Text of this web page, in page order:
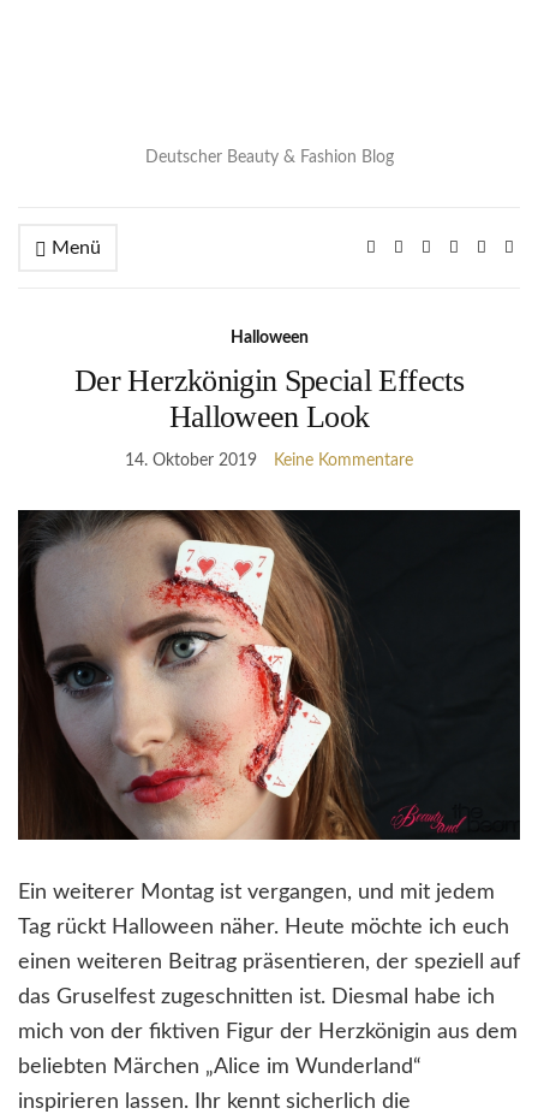
Deutscher Beauty & Fashion Blog
Menü
Halloween
Der Herzkönigin Special Effects
Halloween Look
14. Oktober 2019 Keine Kommentare
Ein weiterer Montag ist vergangen, und mit jedem
Tag rückt Halloween näher. Heute möchte ich euch
einen weiteren Beitrag präsentieren, der speziell auf
das Gruselfest zugeschnitten ist. Diesmal habe ich
mich von der fiktiven Figur der Herzkönigin aus dem
beliebten Märchen „Alice im Wunderland“
inspirieren lassen. Ihr kennt sicherlich die